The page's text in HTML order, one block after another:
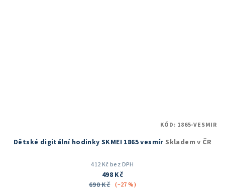
Dětské digitální hodinky SKMEI 1865 vesmír Skladem v ČR
412 Kč bez DPH
498 Kč
690 Kč (–27 %)
KÓD: 1865-VESMIR